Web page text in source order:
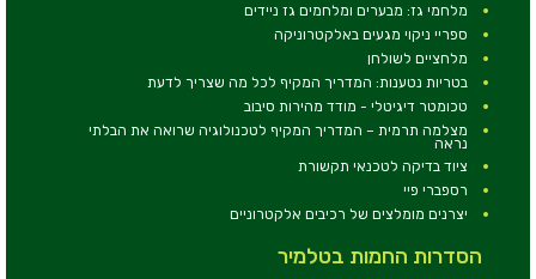
מלחמי גז: מבערים ומלחמים גז ניידים
ספריי ניקוי מגעים באלקטרוניקה
מלחציים לשולחן
בטריות נטענות: המדריך המקיף לכל מה שצריך לדעת
טכומטר דיגיטלי - מודד מהירות סיבוב
מצלמה תרמית – המדריך המקיף לטכנולוגיה שרואה את הבלתי
נראה
ציוד בדיקה לטכנאי תקשורת
רספברי פיי
יצרנים מומלצים של רכיבים אלקטרוניים
הסדרות החמות בטלמיר